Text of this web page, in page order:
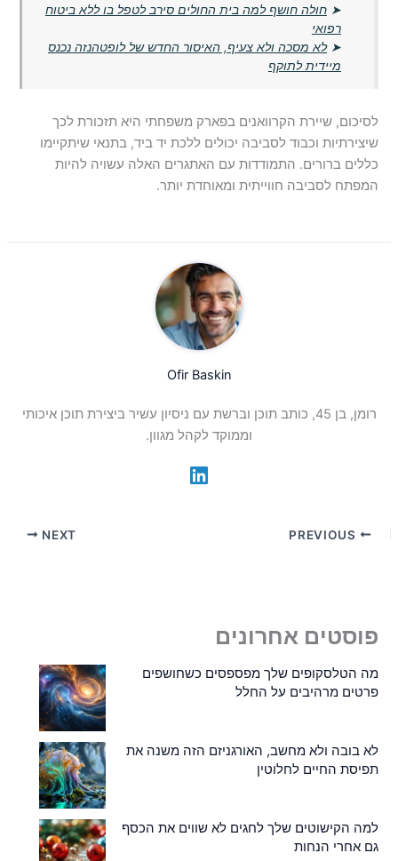
➤חולה חושף למה בית החולים סירב לטפל בו ללא ביטוח
רפואי
➤לא מסכה ולא צעיף, האיסור החדש של לופטהנזה נכנס
מיידית לתוקף
לסיכום, שיירת הקרוואנים בפארק משפחתי היא תזכורת לכך
שיצירתיות וכבוד לסביבה יכולים ללכת יד ביד, בתנאי שיתקיימו
כללים ברורים. התמודדות עם האתגרים האלה עשויה להיות
המפתח לסביבה חווייתית ומאוחדת יותר.
Ofir Baskin
רומן, בן 45, כותב תוכן וברשת עם ניסיון עשיר ביצירת תוכן איכותי
וממוקד לקהל מגוון.
NEXT
פוסטים אחרונים
מה הטלסקופים שלך מפספסים כשחושפים
פרטים מרהיבים על החלל
לא בובה ולא מחשב, האורגניזם הזה משנה את
תפיסת החיים לחלוטין
למה הקישוטים שלך לחגים לא שווים את הכסף
גם אחרי הנחות